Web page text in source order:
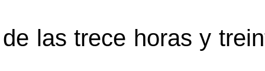
de las trece horas y